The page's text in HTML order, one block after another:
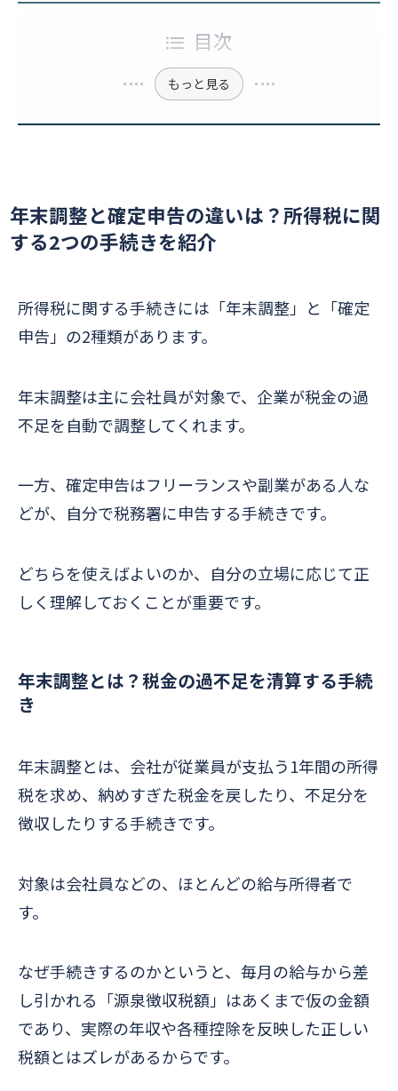
目次
もっと見る
年末調整と確定申告の違いは？所得税に関
する2つの手続きを紹介
所得税に関する手続きには「年末調整」と「確定
申告」の2種類があります。
年末調整は主に会社員が対象で、企業が税金の過
不足を自動で調整してくれます。
一方、確定申告はフリーランスや副業がある人な
どが、自分で税務署に申告する手続きです。
どちらを使えばよいのか、自分の立場に応じて正
しく理解しておくことが重要です。
年末調整とは？税金の過不足を清算する手続
き
年末調整とは、会社が従業員が支払う1年間の所得
税を求め、納めすぎた税金を戻したり、不足分を
徴収したりする手続きです。
対象は会社員などの、ほとんどの給与所得者で
す。
なぜ手続きするのかというと、毎月の給与から差
し引かれる「源泉徴収税額」はあくまで仮の金額
であり、実際の年収や各種控除を反映した正しい
税額とはズレがあるからです。